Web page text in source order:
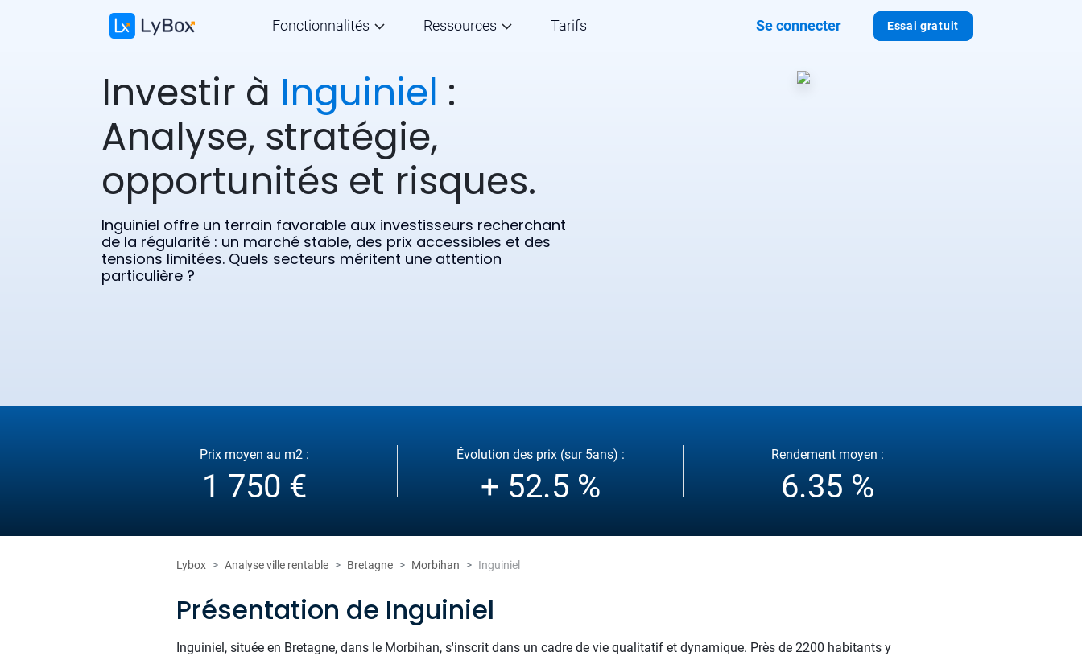
Essai gratuit
Fonctionnalités Ressources Tarifs Se connecter
Investir à Inguiniel :
Analyse, stratégie,
opportunités et risques.
Inguiniel offre un terrain favorable aux investisseurs recherchant
de la régularité : un marché stable, des prix accessibles et des
tensions limitées. Quels secteurs méritent une attention
particulière ?
Prix moyen au m2 :
1 750 €
Évolution des prix (sur 5ans) :
+ 52.5 %
Rendement moyen :
6.35 %
Lybox Analyse ville rentable Bretagne Morbihan Inguiniel
Présentation de Inguiniel
Inguiniel, située en Bretagne, dans le Morbihan, s'inscrit dans un cadre de vie qualitatif et dynamique. Près de 2200 habitants y